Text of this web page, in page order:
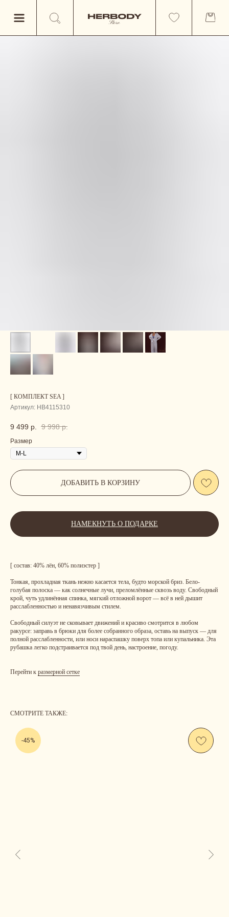
[ КОМПЛЕКТ SEA ]
Артикул: HB4115310
9 499 р. 9 998 р.
Размер
ДОБАВИТЬ В КОРЗИНУ
НАМЕКНУТЬ О ПОДАРКЕ
[ состав: 40% лён, 60% полиэстер ]
Тонкая, прохладная ткань нежно касается тела, будто морской бриз. Бело-
голубая полоска — как солнечные лучи, преломлённые сквозь воду. Свободный
крой, чуть удлинённая спинка, мягкий отложной ворот — всё в ней дышит
расслабленностью и ненавязчивым стилем.
Свободный силуэт не сковывает движений и красиво смотрится в любом
ракурсе: заправь в брюки для более собранного образа, оставь на выпуск — для
полной расслабленности, или носи нараспашку поверх топа или купальника. Эта
рубашка легко подстраивается под твой день, настроение, погоду.
Перейти к размерной сетке
СМОТРИТЕ ТАКЖЕ:
-45%